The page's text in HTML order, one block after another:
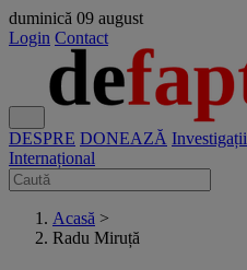
duminică 09 august
Login Contact
DESPRE DONEAZĂ Investigații
Internațional
Acasă >
Radu Miruță